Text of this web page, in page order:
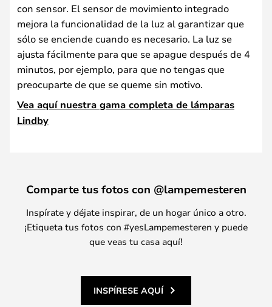
con sensor. El sensor de movimiento integrado
mejora la funcionalidad de la luz al garantizar que
sólo se enciende cuando es necesario. La luz se
ajusta fácilmente para que se apague después de 4
minutos, por ejemplo, para que no tengas que
preocuparte de que se queme sin motivo.
Vea aquí nuestra gama completa de lámparas
Lindby
Comparte tus fotos con @lampemesteren
Inspírate y déjate inspirar, de un hogar único a otro.
¡Etiqueta tus fotos con #yesLampemesteren y puede
que veas tu casa aquí!
INSPÍRESE AQUÍ